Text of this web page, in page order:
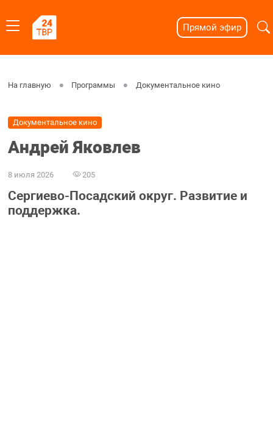
Прямой эфир
На главную Программы Документальное кино
Документальное кино
Андрей Яковлев
8 июля 2026 205
Сергиево-Посадский округ. Развитие и
поддержка.